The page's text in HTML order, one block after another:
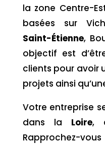
la zone Centre-
basées sur
Saint-Étienne,
objectif est
clients pour avoir
projets ainsi
Votre entreprise
dans la Loire,
Rapprochez-